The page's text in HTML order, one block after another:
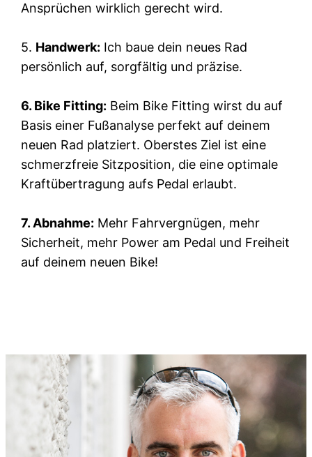
Ansprüchen wirklich gerecht wird.
5. Handwerk: Ich baue dein neues Rad
persönlich auf, sorgfältig und präzise.
6. Bike Fitting: Beim Bike Fitting wirst du auf
Basis einer Fußanalyse perfekt auf deinem
neuen Rad platziert. Oberstes Ziel ist eine
schmerzfreie Sitzposition, die eine optimale
Kraftübertragung aufs Pedal erlaubt.
7. Abnahme: Mehr Fahrvergnügen, mehr
Sicherheit, mehr Power am Pedal und Freiheit
auf deinem neuen Bike!